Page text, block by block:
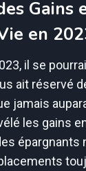
Gains
en
il se
ait réservé
jamais
les gains
épargnants